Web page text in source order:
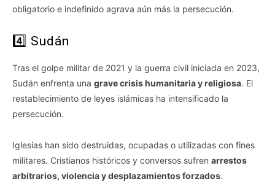
obligatorio e indefinido agrava aún más la persecución.
4️⃣ Sudán
Tras el golpe militar de 2021 y la guerra civil iniciada en 2023,
Sudán enfrenta una grave crisis humanitaria y religiosa. El
restablecimiento de leyes islámicas ha intensificado la
persecución.
Iglesias han sido destruidas, ocupadas o utilizadas con fines
militares. Cristianos históricos y conversos sufren arrestos
arbitrarios, violencia y desplazamientos forzados.